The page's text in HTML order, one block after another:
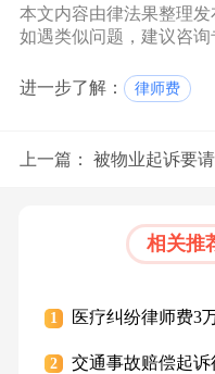
本文内容由律法果整理发
如遇类似问题，建议咨询
进一步了解： 律师费
上一篇： 被物业起诉要
相关推
1 医疗纠纷律师费3
2 交通事故赔偿起诉